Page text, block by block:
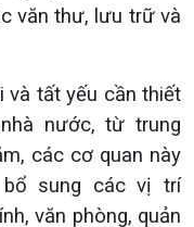
văn thư, lưu trữ và
và tất yếu cần thiết
nước, từ trung
các cơ quan này
sung các vị trí
văn phòng, quản